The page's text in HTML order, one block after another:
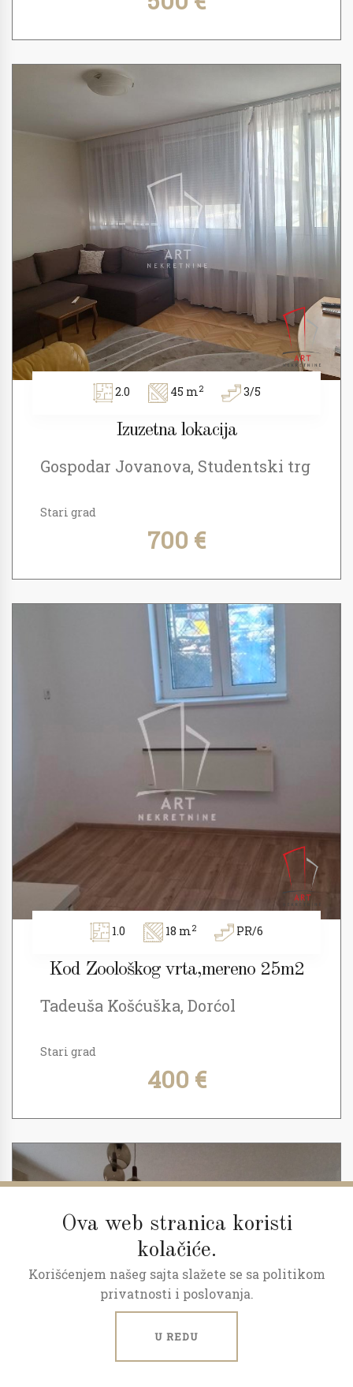
Ova web stranica koristi
kolačiće.
Korišćenjem našeg sajta slažete se sa politikom
privatnosti i poslovanja.
U REDU
2.0 45 m2 3/5
Izuzetna lokacija
Gospodar Jovanova, Studentski trg
Stari grad
700 €
1.0 18 m2 PR/6
Kod Zoološkog vrta,mereno 25m2
Tadeuša Košćuška, Dorćol
Stari grad
400 €